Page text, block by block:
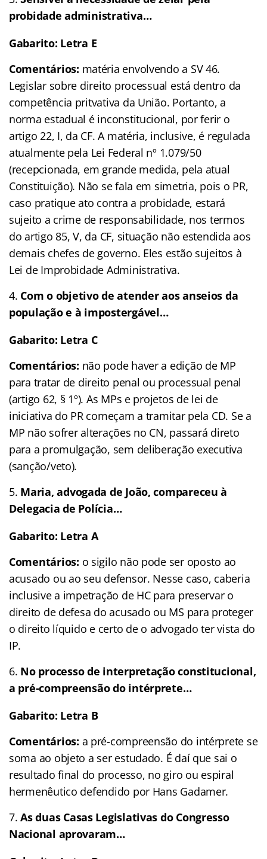
probidade administrativa…
Gabarito: Letra E
Comentários: matéria envolvendo a SV 46.
Legislar sobre direito processual está dentro da
competência pritvativa da União. Portanto, a
norma estadual é inconstitucional, por ferir o
artigo 22, I, da CF. A matéria, inclusive, é regulada
atualmente pela Lei Federal nº 1.079/50
(recepcionada, em grande medida, pela atual
Constituição). Não se fala em simetria, pois o PR,
caso pratique ato contra a probidade, estará
sujeito a crime de responsabilidade, nos termos
do artigo 85, V, da CF, situação não estendida aos
demais chefes de governo. Eles estão sujeitos à
Lei de Improbidade Administrativa.
Com o objetivo de atender aos anseios da
população e à impostergável…
Gabarito: Letra C
Comentários: não pode haver a edição de MP
para tratar de direito penal ou processual penal
(artigo 62, § 1º). As MPs e projetos de lei de
iniciativa do PR começam a tramitar pela CD. Se a
MP não sofrer alterações no CN, passará direto
para a promulgação, sem deliberação executiva
(sanção/veto).
Maria, advogada de João, compareceu à
Delegacia de Polícia…
Gabarito: Letra A
Comentários: o sigilo não pode ser oposto ao
acusado ou ao seu defensor. Nesse caso, caberia
inclusive a impetração de HC para preservar o
direito de defesa do acusado ou MS para proteger
o direito líquido e certo de o advogado ter vista do
IP.
No processo de interpretação constitucional,
a pré-compreensão do intérprete…
Gabarito: Letra B
Comentários: a pré-compreensão do intérprete se
soma ao objeto a ser estudado. É daí que sai o
resultado final do processo, no giro ou espiral
hermenêutico defendido por Hans Gadamer.
As duas Casas Legislativas do Congresso
Nacional aprovaram…